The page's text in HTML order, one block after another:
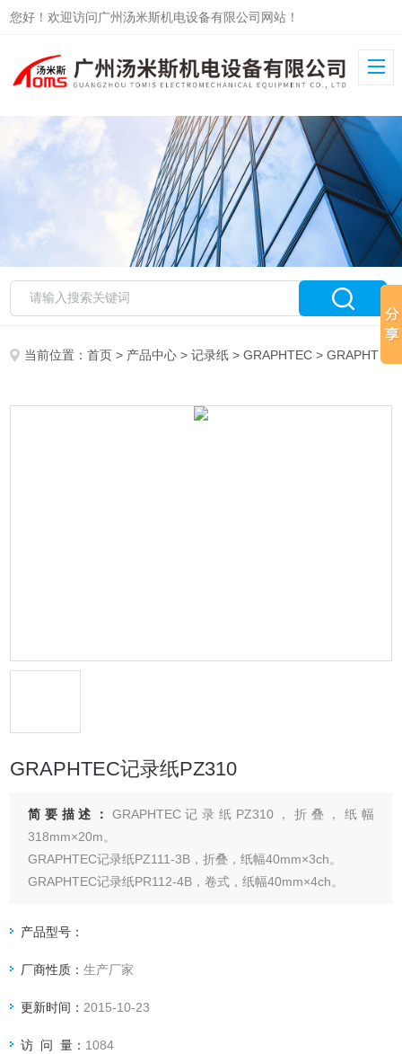
您好！欢迎访问广州汤米斯机电设备有限公司网站！
当前位置：首页 > 产品中心 >记录纸 >GRAPHTEC > GRAPHTEC记录纸PZ310
GRAPHTEC记录纸PZ310
简要描述： GRAPHTEC记录纸PZ310，折叠，纸幅
318mm×20m。
GRAPHTEC记录纸PZ111-3B，折叠，纸幅40mm×3ch。
GRAPHTEC记录纸PR112-4B，卷式，纸幅40mm×4ch。
产品型号：
厂商性质：生产厂家
更新时间： 2015-10-23
访 问 量： 1084